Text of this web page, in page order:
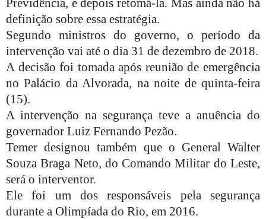
definição sobre essa estratégia.
Segundo ministros do governo, o período da
intervenção vai até o dia 31 de dezembro de 2018.
A decisão foi tomada após reunião de emergência
no Palácio da Alvorada, na noite de quinta-feira
(15).
A intervenção na segurança teve a anuência do
governador Luiz Fernando Pezão.
Temer designou também que o General Walter
Souza Braga Neto, do Comando Militar do Leste,
será o interventor.
Ele foi um dos responsáveis pela segurança
durante a Olimpíada do Rio, em 2016.